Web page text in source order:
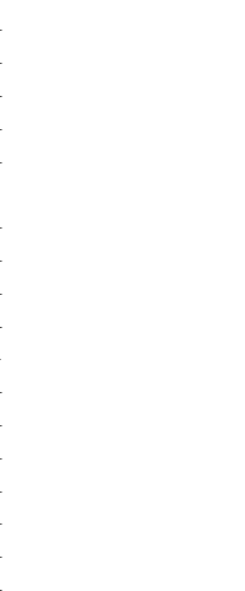
.
.
.
.
.
.
.